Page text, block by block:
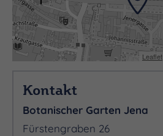
Leaflet
Kontakt
Botanischer Garten Jena
Fürstengraben 26